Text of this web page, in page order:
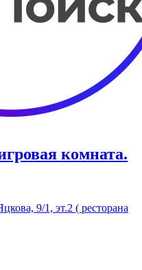
комната.
9/1, эт.2 ( ресторана